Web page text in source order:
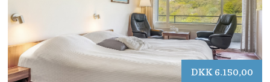
DKK 6.150,00